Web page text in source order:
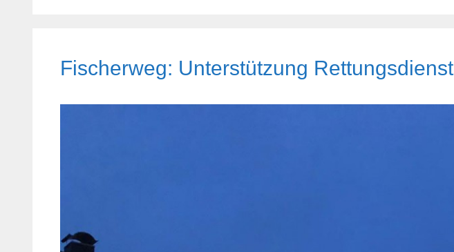
Fischerweg: Unterstützung Rettungsdienst